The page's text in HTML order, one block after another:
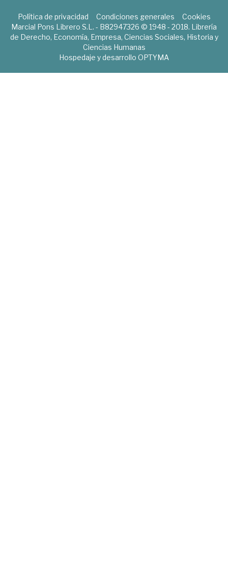
Política de privacidad Condiciones generales
Cookies
Marcial Pons Librero S.L. - B82947326 © 1948 - 2018. Librería
de Derecho, Economía, Empresa, Ciencias Sociales, Historia y
Ciencias Humanas
Hospedaje y desarrollo OPTYMA